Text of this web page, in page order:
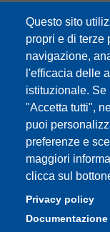
Questo sito
propri e di terze
navigazione,
l'efficacia delle
istituzionale.
"Accetta tutti",
puoi
preferenze e
maggiori
clicca sul
Privacy policy
Segreteria studenti
Assicurazione
Partita IVA:
Dipartimento di
Sede: Viale
Area Didattica:
Segreteria:
Telefono: 0522/